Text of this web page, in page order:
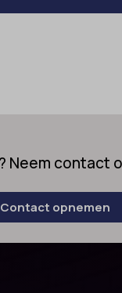
Neem contact
Contact opnemen